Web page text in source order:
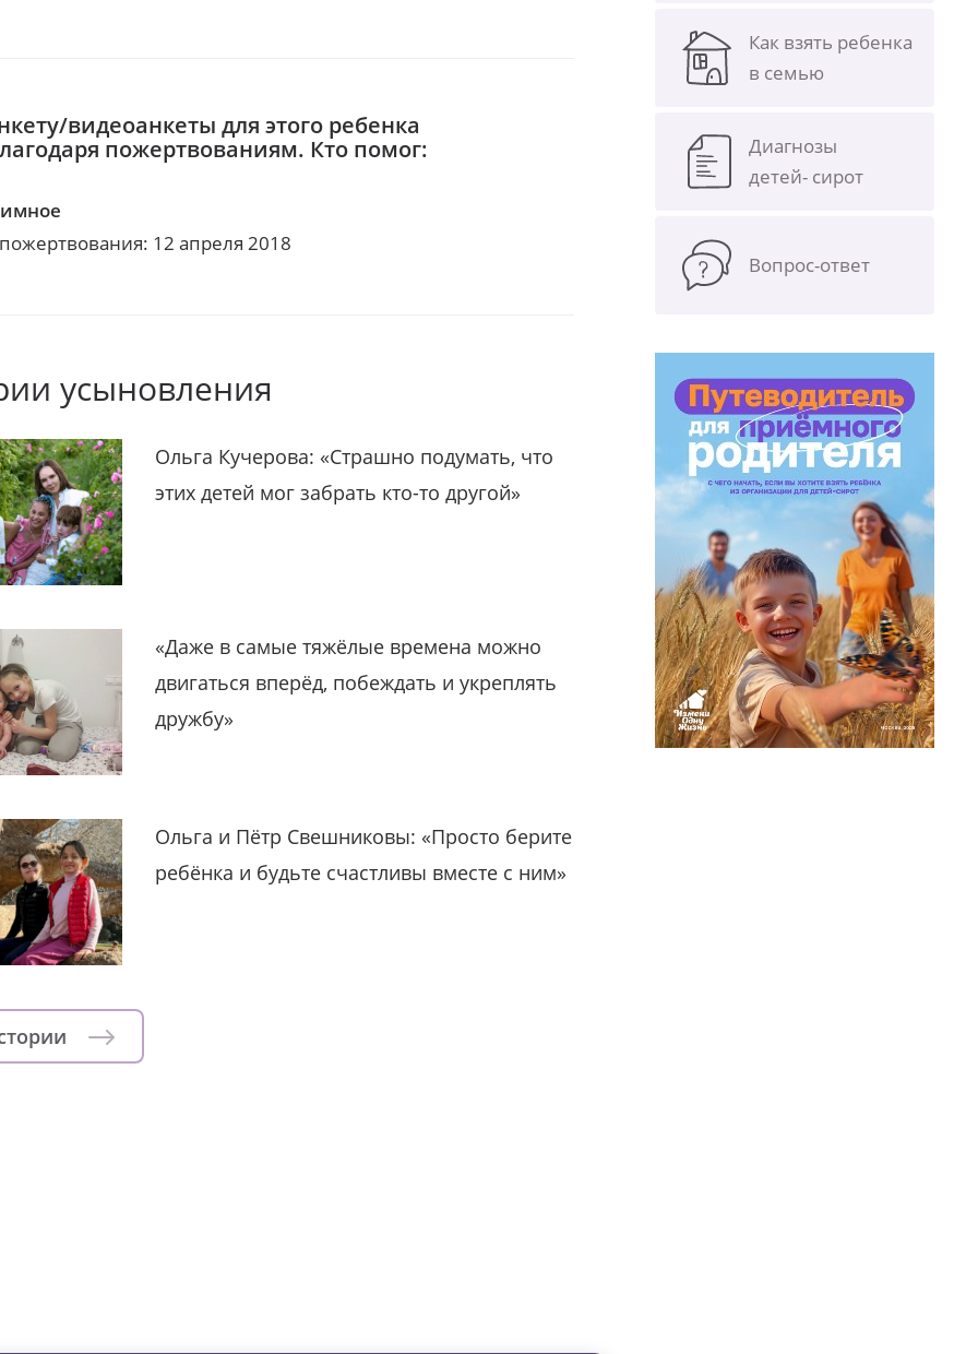
видеоанкеты для этого ребенка
пожертвованиям. Кто помог:
12 апреля 2018
усыновления
Ольга Кучерова: «Страшно подумать, что
этих детей мог забрать кто-то другой»
«Даже в самые тяжёлые времена можно
двигаться вперёд, побеждать и укреплять
дружбу»
Ольга и Пётр Свешниковы: «Просто берите
ребёнка и будьте счастливы вместе с ним»
Как взять ребенка
в семью
Диагнозы
детей- сирот
Вопрос-ответ